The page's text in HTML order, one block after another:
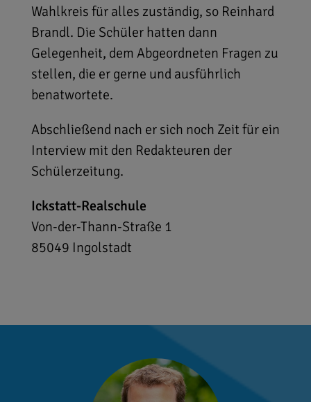
Wahlkreis für alles zuständig, so Reinhard
Brandl. Die Schüler hatten dann
Gelegenheit, dem Abgeordneten Fragen zu
stellen, die er gerne und ausführlich
benatwortete.
Abschließend nach er sich noch Zeit für ein
Interview mit den Redakteuren der
Schülerzeitung.
Ickstatt-Realschule
Von-der-Thann-Straße 1
85049 Ingolstadt